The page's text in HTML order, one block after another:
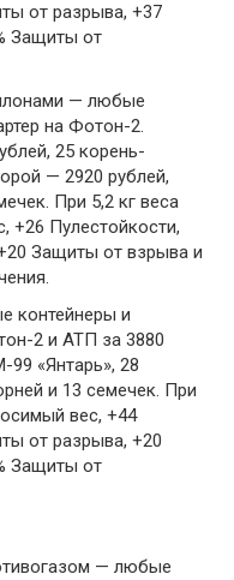
от разрыва, +37
Защиты от
— любые
на Фотон-2.
25 корень-
— 2920 рублей,
При 5,2 кг веса
+26 Пулестойкости,
Защиты от взрыва и
контейнеры и
2 и АТП за 3880
«Янтарь», 28
и 13 семечек. При
вес, +44
от разрыва, +20
Защиты от
— любые